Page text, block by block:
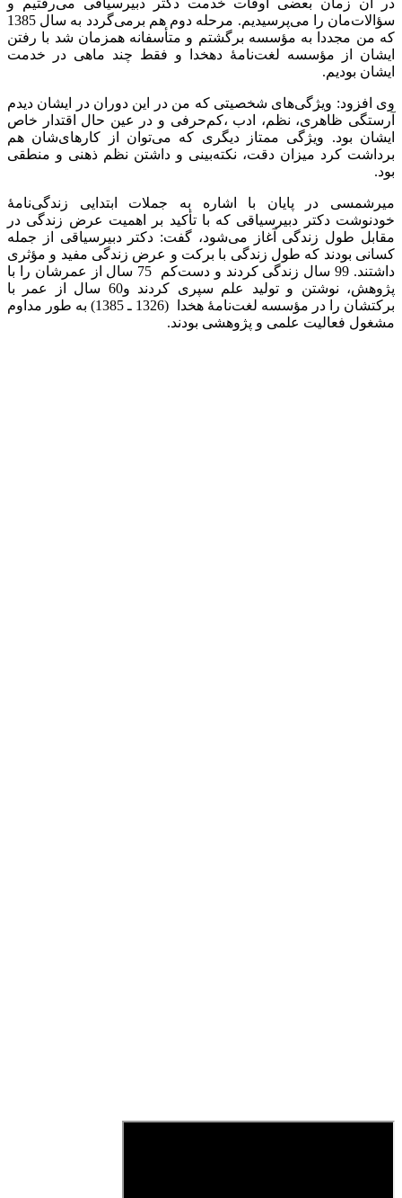
سؤالات‌مان را می‌پرسیدیم. مرحله دوم هم برمی‌گردد به سال 1385
که من مجددا به مؤسسه برگشتم و متأسفانه همزمان شد با رفتن
ایشان از مؤسسه لغت‌نامۀ دهخدا و فقط چند ماهی در خدمت
ایشان بودیم.
وی افزود: ویژگی‌های شخصیتی که من در این دوران در ایشان دیدم
آرستگی ظاهری، نظم، ادب ،کم‌حرفی و در عین حال اقتدار خاص
ایشان بود. ویژگی ممتاز دیگری که می‌توان از کارهای‌شان هم
برداشت کرد میزان دقت، نکته‌بینی و داشتن نظم ذهنی و منطقی
بود.
میرشمسی در پایان با اشاره به جملات ابتدایی زندگی‌نامۀ
خودنوشت دکتر دبیرسیاقی که با تأکید بر اهمیت عرض زندگی در
مقابل طول زندگی آغاز می‌شود، گفت: دکتر دبیرسیاقی از جمله
کسانی بودند که طول زندگی با برکت و عرض زندگی مفید و مؤثری
داشتند. 99 سال زندگی کردند و دست‌کم 75 سال از عمرشان را با
پژوهش، نوشتن و تولید علم سپری کردند و60 سال از عمر با
برکتشان را در مؤسسه لغت‌نامۀ هخدا (1326 ـ 1385) به طور مداوم
مشغول فعالیت علمی و پژوهشی بودند.